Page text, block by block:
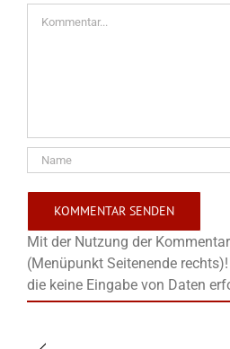
Mit der Nutzung der
(Menüpunkt Seitenende
die keine Eingabe von Daten